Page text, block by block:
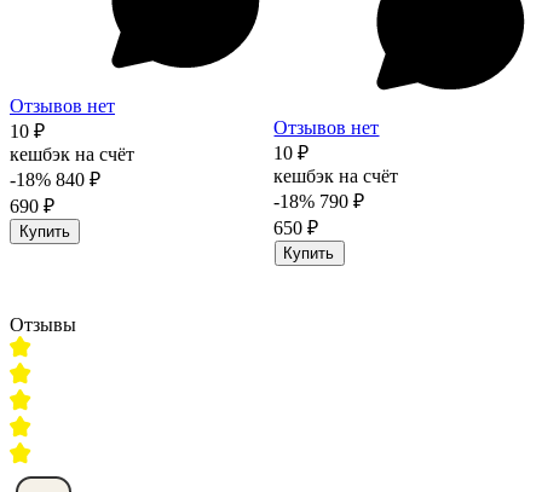
Отзывов нет
10 ₽
кешбэк на счёт
-18% 840 ₽
690 ₽
Купить
Отзывов нет
10 ₽
кешбэк на счёт
-18% 790 ₽
650 ₽
Купить
Отзывы